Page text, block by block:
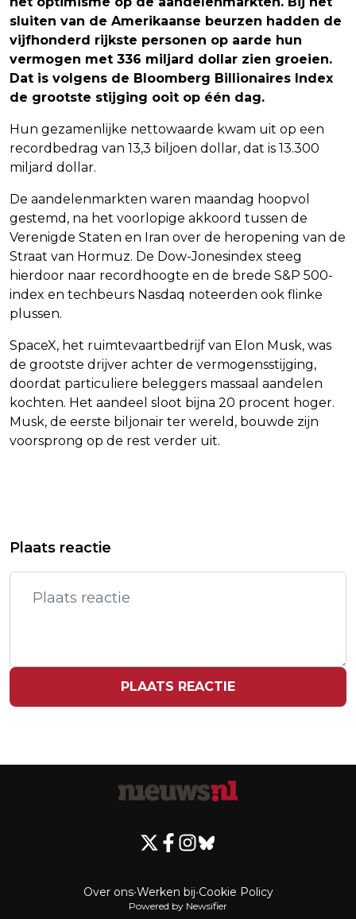
sluiten van de Amerikaanse beurzen hadden de
vijfhonderd rijkste personen op aarde hun
vermogen met 336 miljard dollar zien groeien.
Dat is volgens de Bloomberg Billionaires Index
de grootste stijging ooit op één dag.
Hun gezamenlijke nettowaarde kwam uit op een
recordbedrag van 13,3 biljoen dollar, dat is 13.300
miljard dollar.
De aandelenmarkten waren maandag hoopvol
gestemd, na het voorlopige akkoord tussen de
Verenigde Staten en Iran over de heropening van de
Straat van Hormuz. De Dow-Jonesindex steeg
hierdoor naar recordhoogte en de brede S&P 500-
index en techbeurs Nasdaq noteerden ook flinke
plussen.
SpaceX, het ruimtevaartbedrijf van Elon Musk, was
de grootste drijver achter de vermogensstijging,
doordat particuliere beleggers massaal aandelen
kochten. Het aandeel sloot bijna 20 procent hoger.
Musk, de eerste biljonair ter wereld, bouwde zijn
voorsprong op de rest verder uit.
OVERLIJDEN WIM T. SCHIPPERS
FRANKRIJK INVESTEERT FORS IN AI
EN EIGEN CHATBOT VOOR OVERHEID
Plaats reactie
PLAATS REACTIE
Over ons•Werken bij•Cookie Policy
Powered by Newsifier